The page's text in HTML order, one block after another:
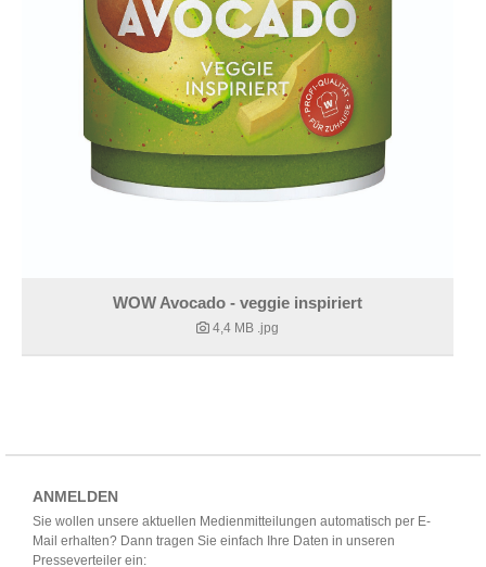
WOW Avocado - veggie inspiriert
4,4 MB .jpg
ANMELDEN
Sie wollen unsere aktuellen Medienmitteilungen automatisch per E-
Mail erhalten? Dann tragen Sie einfach Ihre Daten in unseren
Presseverteiler ein: